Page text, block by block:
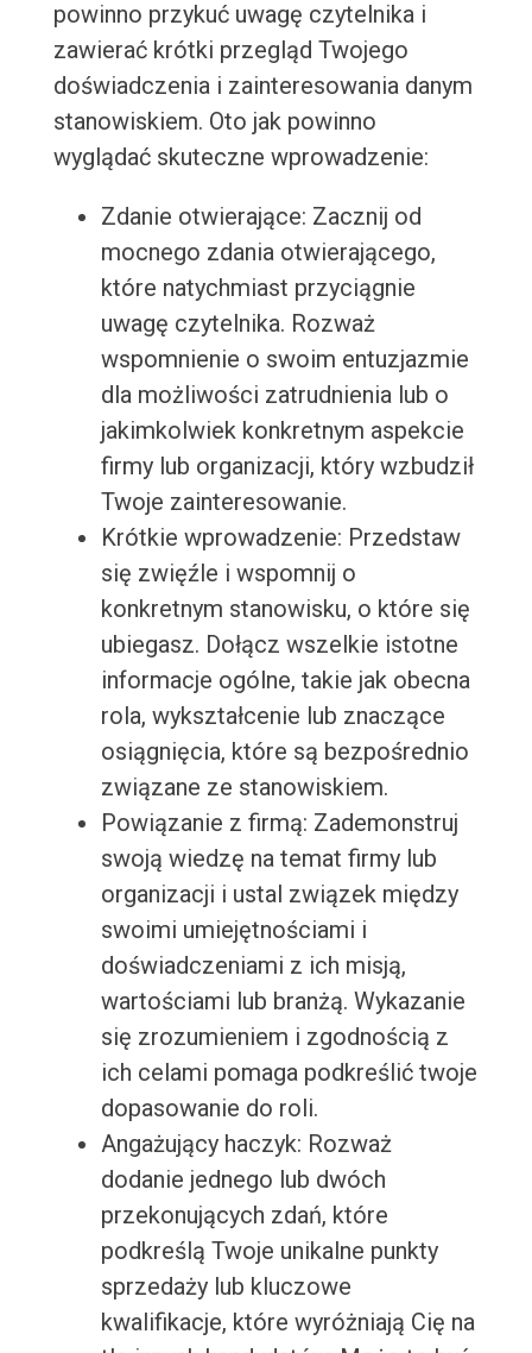
powinno przykuć uwagę czytelnika i
zawierać krótki przegląd Twojego
doświadczenia i zainteresowania danym
stanowiskiem. Oto jak powinno
wyglądać skuteczne wprowadzenie:
Zdanie otwierające: Zacznij od
mocnego zdania otwierającego,
które natychmiast przyciągnie
uwagę czytelnika. Rozważ
wspomnienie o swoim entuzjazmie
dla możliwości zatrudnienia lub o
jakimkolwiek konkretnym aspekcie
firmy lub organizacji, który wzbudził
Twoje zainteresowanie.
Krótkie wprowadzenie: Przedstaw
się zwięźle i wspomnij o
konkretnym stanowisku, o które się
ubiegasz. Dołącz wszelkie istotne
informacje ogólne, takie jak obecna
rola, wykształcenie lub znaczące
osiągnięcia, które są bezpośrednio
związane ze stanowiskiem.
Powiązanie z firmą: Zademonstruj
swoją wiedzę na temat firmy lub
organizacji i ustal związek między
swoimi umiejętnościami i
doświadczeniami z ich misją,
wartościami lub branżą. Wykazanie
się zrozumieniem i zgodnością z
ich celami pomaga podkreślić twoje
dopasowanie do roli.
Angażujący haczyk: Rozważ
dodanie jednego lub dwóch
przekonujących zdań, które
podkreślą Twoje unikalne punkty
sprzedaży lub kluczowe
kwalifikacje, które wyróżniają Cię na